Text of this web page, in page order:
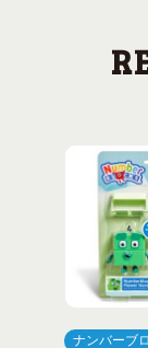
ナンバーブ